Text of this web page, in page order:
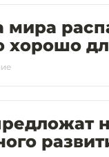
хорошо